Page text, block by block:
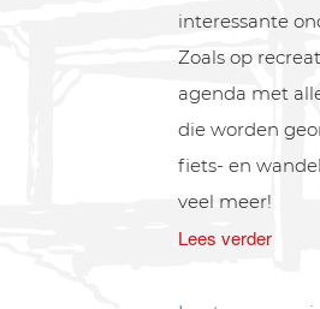
interessante
Zoals op
agenda met
die worden
fiets- en
veel meer!
Lees verder